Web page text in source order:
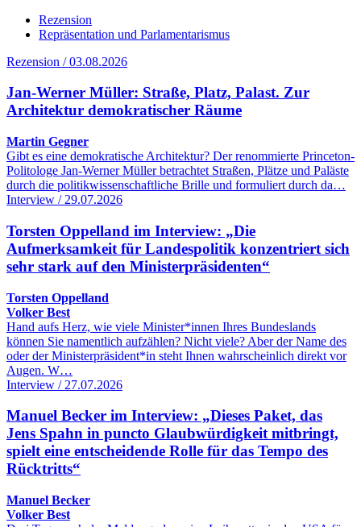
Rezension
Repräsentation und Parlamentarismus
Rezension / 03.08.2026
Jan-Werner Müller: Straße, Platz, Palast. Zur
Architektur demokratischer Räume
Martin Gegner
Gibt es eine demokratische Architektur? Der renommierte Princeton-
Politologe Jan-Werner Müller betrachtet Straßen, Plätze und Paläste
durch die politikwissenschaftliche Brille und formuliert durch da…
Interview / 29.07.2026
Torsten Oppelland im Interview: „Die
Aufmerksamkeit für Landespolitik konzentriert sich
sehr stark auf den Ministerpräsidenten“
Torsten Oppelland
Volker Best
Hand aufs Herz, wie viele Minister*innen Ihres Bundeslands
können Sie namentlich aufzählen? Nicht viele? Aber der Name des
oder der Ministerpräsident*in steht Ihnen wahrscheinlich direkt vor
Augen. W…
Interview / 27.07.2026
Manuel Becker im Interview: „Dieses Paket, das
Jens Spahn in puncto Glaubwürdigkeit mitbringt,
spielt eine entscheidende Rolle für das Tempo des
Rücktritts“
Manuel Becker
Volker Best